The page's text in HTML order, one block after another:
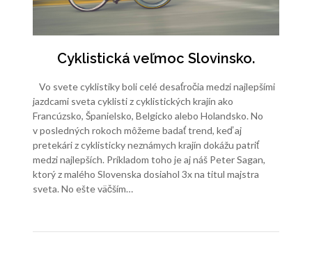
Cyklistická veľmoc Slovinsko.
Vo svete cyklistiky boli celé desaťročia medzi najlepšími
jazdcami sveta cyklisti z cyklistických krajín ako
Francúzsko, Španielsko, Belgicko alebo Holandsko. No
v posledných rokoch môžeme badať trend, keď aj
pretekári z cyklisticky neznámych krajín dokážu patriť
medzi najlepších. Príkladom toho je aj náš Peter Sagan,
ktorý z malého Slovenska dosiahol 3x na titul majstra
sveta. No ešte väčším…